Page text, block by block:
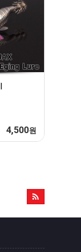
4,500원